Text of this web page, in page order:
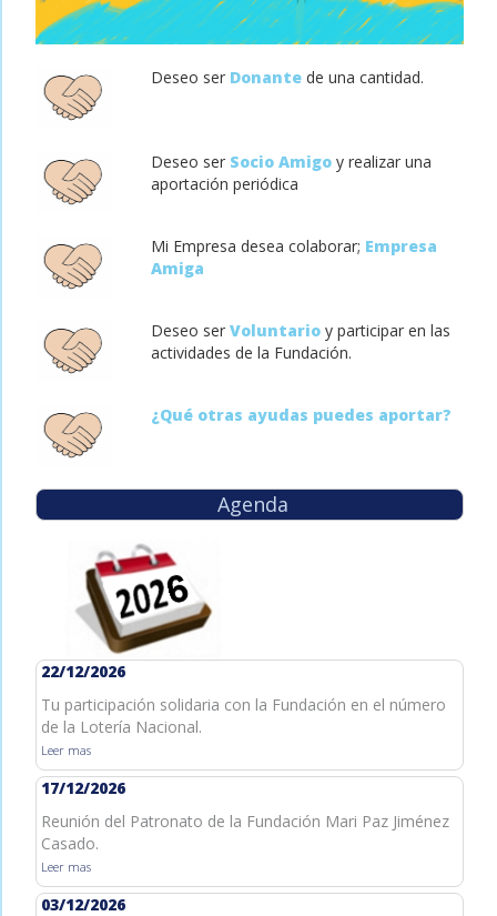
Deseo ser Donante de una cantidad.
Deseo ser Socio Amigo y realizar una
aportación periódica
Mi Empresa desea colaborar; Empresa
Amiga
Deseo ser Voluntario y participar en las
actividades de la Fundación.
¿Qué otras ayudas puedes aportar?
Agenda
22/12/2026
Tu participación solidaria con la Fundación en el número
de la Lotería Nacional.
Leer mas
17/12/2026
Reunión del Patronato de la Fundación Mari Paz Jiménez
Casado.
Leer mas
03/12/2026